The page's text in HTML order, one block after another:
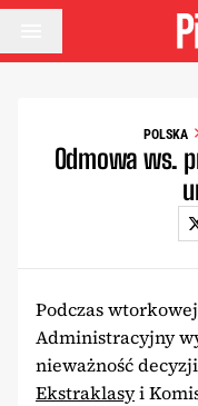
Przejdź do treści
POLSKA
Odmowa ws.
Podczas
Administracyjny
nieważność
Ekstraklasyi